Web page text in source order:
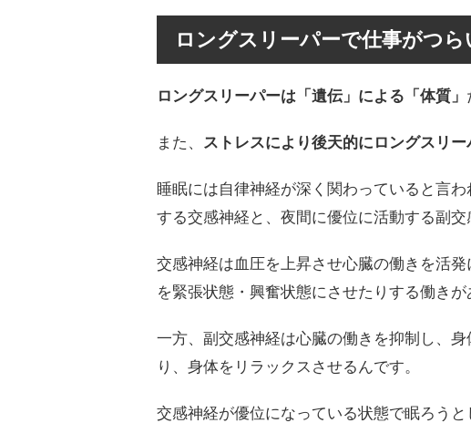
ロングスリーパーで仕事がつ
ロングスリーパーは「遺伝」による「体質」
また、 ストレスにより後天的にロングスリー
睡眠には自律神経が深く関わっていると言
する交感神経と、夜間に優位に活動する副交
交感神経は血圧を上昇させ心臓の働きを活
を緊張状態・興奮状態にさせたりする働きが
一方、副交感神経は心臓の働きを抑制し、
り、身体をリラックスさせるんです。
交感神経が優位になっている状態で眠ろう